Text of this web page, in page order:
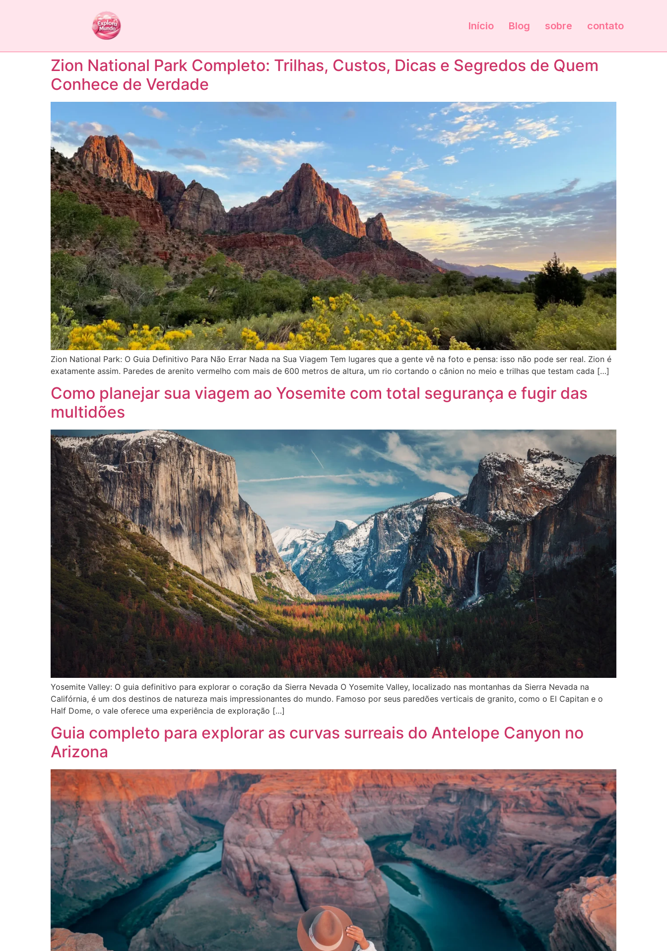
Início Blog sobre contato
Zion National Park Completo: Trilhas, Custos, Dicas e Segredos de Quem
Conhece de Verdade
Zion National Park: O Guia Definitivo Para Não Errar Nada na Sua Viagem Tem lugares que a gente vê na foto e pensa: isso não pode ser real. Zion é
exatamente assim. Paredes de arenito vermelho com mais de 600 metros de altura, um rio cortando o cânion no meio e trilhas que testam cada […]
Como planejar sua viagem ao Yosemite com total segurança e fugir das
multidões
Yosemite Valley: O guia definitivo para explorar o coração da Sierra Nevada O Yosemite Valley, localizado nas montanhas da Sierra Nevada na
Califórnia, é um dos destinos de natureza mais impressionantes do mundo. Famoso por seus paredões verticais de granito, como o El Capitan e o
Half Dome, o vale oferece uma experiência de exploração […]
Guia completo para explorar as curvas surreais do Antelope Canyon no
Arizona